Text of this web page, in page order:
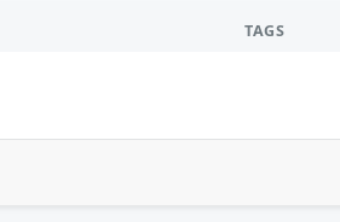
TAGS